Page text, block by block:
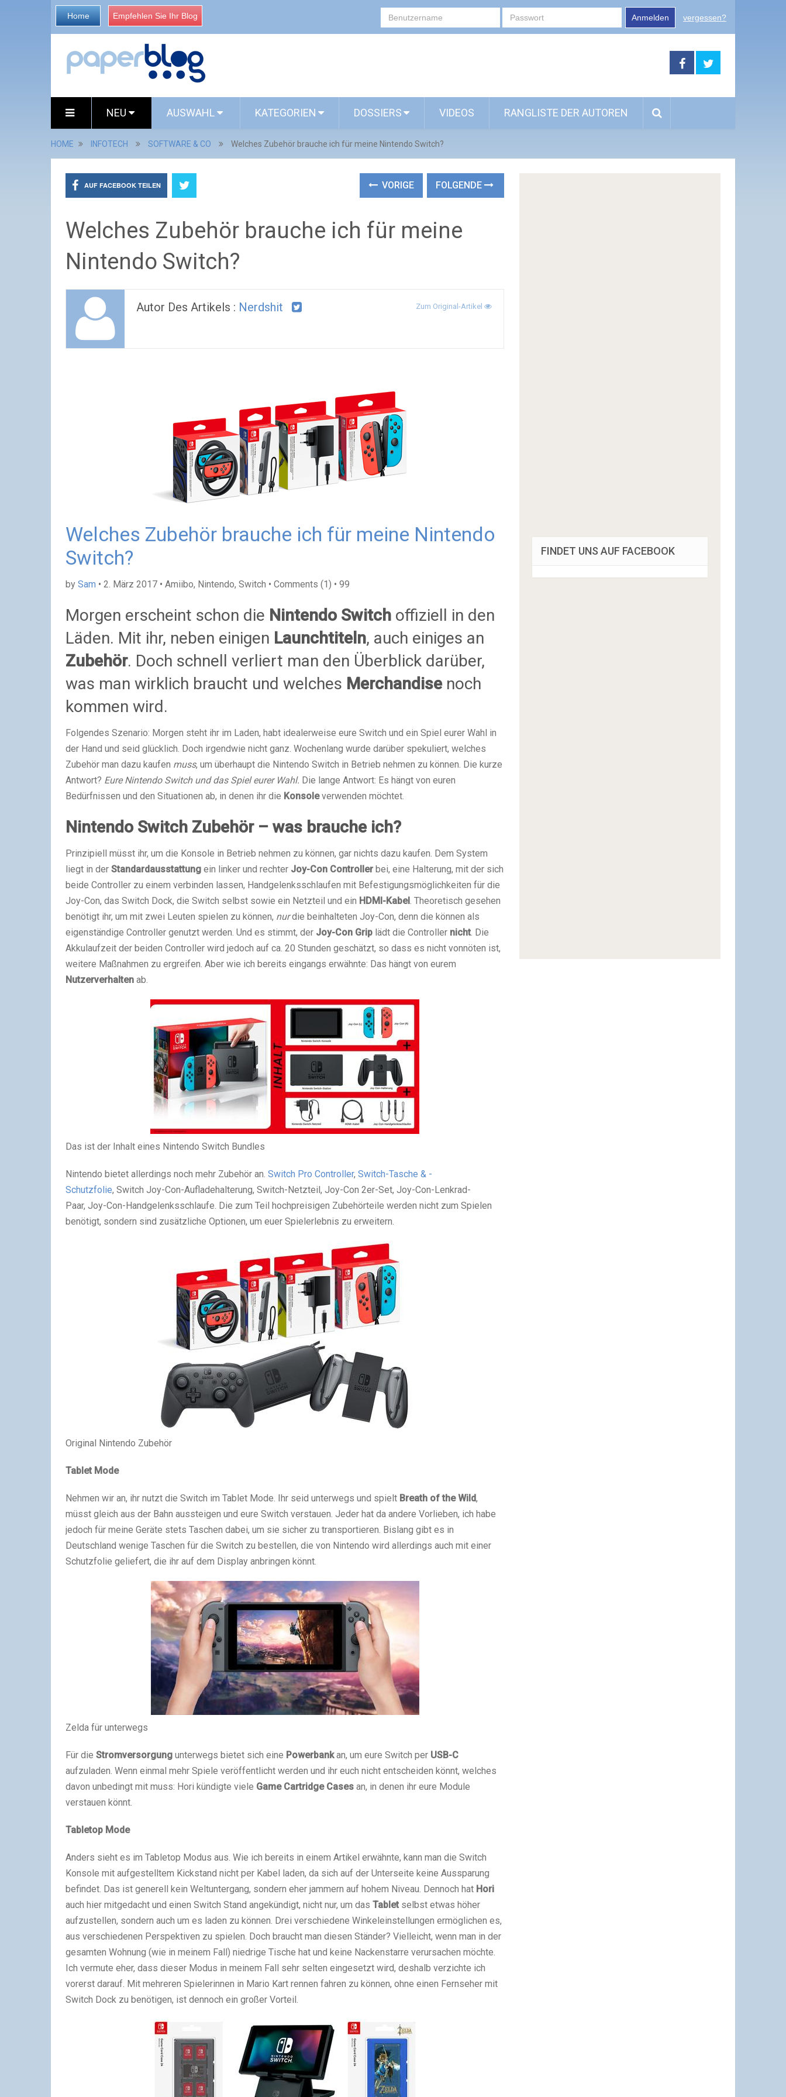
Home Empfehlen Sie Ihr Blog Anmelden vergessen?
NEU AUSWAHL KATEGORIEN DOSSIERS VIDEOS RANGLISTE DER AUTOREN
HOME INFOTECH SOFTWARE & CO Welches Zubehör brauche ich für meine Nintendo Switch?
AUF FACEBOOK TEILEN VORIGE FOLGENDE
Welches Zubehör brauche ich für meine
Nintendo Switch?
Autor Des Artikels : Nerdshit Zum Original-Artikel
Welches Zubehör brauche ich für meine Nintendo
Switch?
by Sam • 2. März 2017 • Amiibo, Nintendo, Switch • Comments (1) • 99
Morgen erscheint schon die Nintendo Switch offiziell in den
Läden. Mit ihr, neben einigen Launchtiteln, auch einiges an
Zubehör. Doch schnell verliert man den Überblick darüber,
was man wirklich braucht und welches Merchandisenoch
kommen wird.
Folgendes Szenario: Morgen steht ihr im Laden, habt idealerweise eure Switch und ein Spiel eurer Wahl in
der Hand und seid glücklich. Doch irgendwie nicht ganz. Wochenlang wurde darüber spekuliert, welches
Zubehör man dazu kaufen muss, um überhaupt die Nintendo Switch in Betrieb nehmen zu können. Die kurze
Antwort? Eure Nintendo Switch und das Spiel eurer Wahl. Die lange Antwort: Es hängt von euren
Bedürfnissen und den Situationen ab, in denen ihr die Konsoleverwenden möchtet.
Nintendo Switch Zubehör – was brauche ich?
Prinzipiell müsst ihr, um die Konsole in Betrieb nehmen zu können, gar nichts dazu kaufen. Dem System
liegt in der Standardausstattung ein linker und rechter Joy-Con Controller bei, eine Halterung, mit der sich
beide Controller zu einem verbinden lassen, Handgelenksschlaufen mit Befestigungsmöglichkeiten für die
Joy-Con, das Switch Dock, die Switch selbst sowie ein Netzteil und ein HDMI-Kabel. Theoretisch gesehen
benötigt ihr, um mit zwei Leuten spielen zu können, nurdie beinhalteten Joy-Con, denn die können als
eigenständige Controller genutzt werden. Und es stimmt, der Joy-Con Grip lädt die Controller nicht. Die
Akkulaufzeit der beiden Controller wird jedoch auf ca. 20 Stunden geschätzt, so dass es nicht vonnöten ist,
weitere Maßnahmen zu ergreifen. Aber wie ich bereits eingangs erwähnte: Das hängt von eurem
Nutzerverhalten ab.
Das ist der Inhalt eines Nintendo Switch Bundles
Nintendo bietet allerdings noch mehr Zubehör an. Switch Pro Controller, Switch-Tasche & -
Schutzfolie, Switch Joy-Con-Aufladehalterung, Switch-Netzteil, Joy-Con 2er-Set, Joy-Con-Lenkrad-
Paar, Joy-Con-Handgelenksschlaufe. Die zum Teil hochpreisigen Zubehörteile werden nicht zum Spielen
benötigt, sondern sind zusätzliche Optionen, um euer Spielerlebnis zu erweitern.
Original Nintendo Zubehör
Tablet Mode
Nehmen wir an, ihr nutzt die Switch im Tablet Mode. Ihr seid unterwegs und spielt Breath of the Wild,
müsst gleich aus der Bahn aussteigen und eure Switch verstauen. Jeder hat da andere Vorlieben, ich habe
jedoch für meine Geräte stets Taschen dabei, um sie sicher zu transportieren. Bislang gibt es in
Deutschland wenige Taschen für die Switch zu bestellen, die von Nintendo wird allerdings auch mit einer
Schutzfolie geliefert, die ihr auf dem Display anbringen könnt.
Zelda für unterwegs
Für die Stromversorgung unterwegs bietet sich eine Powerbankan, um eure Switch per USB-C
aufzuladen. Wenn einmal mehr Spiele veröffentlicht werden und ihr euch nicht entscheiden könnt, welches
davon unbedingt mit muss: Hori kündigte viele Game Cartridge Cases an, in denen ihr eure Module
verstauen könnt.
Tabletop Mode
Anders sieht es im Tabletop Modus aus. Wie ich bereits in einem Artikel erwähnte, kann man die Switch
Konsole mit aufgestelltem Kickstand nicht per Kabel laden, da sich auf der Unterseite keine Aussparung
befindet. Das ist generell kein Weltuntergang, sondern eher jammern auf hohem Niveau. Dennoch hat Hori
auch hier mitgedacht und einen Switch Stand angekündigt, nicht nur, um das Tablet selbst etwas höher
aufzustellen, sondern auch um es laden zu können. Drei verschiedene Winkeleinstellungen ermöglichen es,
aus verschiedenen Perspektiven zu spielen. Doch braucht man diesen Ständer? Vielleicht, wenn man in der
gesamten Wohnung (wie in meinem Fall) niedrige Tische hat und keine Nackenstarre verursachen möchte.
Ich vermute eher, dass dieser Modus in meinem Fall sehr selten eingesetzt wird, deshalb verzichte ich
vorerst darauf. Mit mehreren Spielerinnen in Mario Kart rennen fahren zu können, ohne einen Fernseher mit
Switch Dock zu benötigen, ist dennoch ein großer Vorteil.
FINDET UNS AUF FACEBOOK